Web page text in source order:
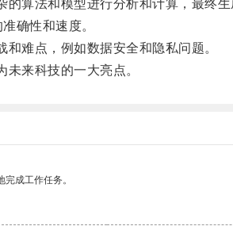
法和模型进行分析和计算，最终生
确性和速度。
难点，例如数据安全和隐私问题。
来科技的一大亮点。
成工作任务。